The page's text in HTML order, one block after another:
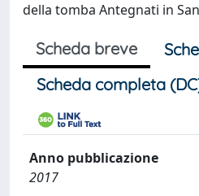
della tomba Antegnati in
Scheda breve
Scheda completa
Anno pubblicazione
2017